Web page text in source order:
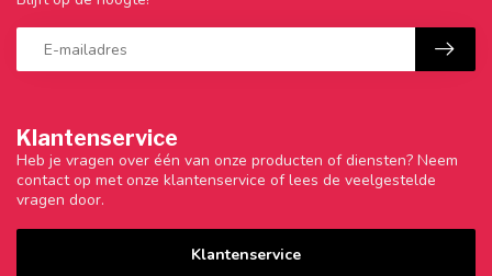
Klantenservice
Heb je vragen over één van onze producten of diensten? Neem
contact op met onze klantenservice of lees de veelgestelde
vragen door.
Klantenservice